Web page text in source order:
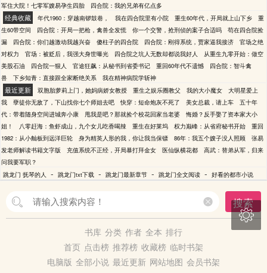
军住大院！七零军嫂易孕生四胎
四合院：我的兄弟有亿点多
经典收藏 年代1960：穿越南锣鼓巷， 我在四合院里有小院 重生60年代，开局就上山下乡
重
生60带空间
四合院：开局一把枪，禽兽全发慌 你一个交警，抢刑侦的案子合适吗
苟在四合院捡
漏
四合院：你们越激动我越兴奋 傻柱子的四合院 四合院：刚得系统，贾家逼我接济
官场之绝
对权力
官场：被贬后，我强大身世曝光 四合院之坑人无数却都说我好人
从重生九零开始：做空
美股石油
四合院一狠人 官途狂飙：从秘书到省委书记 重回60年代不遗憾
四合院：智斗禽
兽
下乡知青：直接跟全家断绝关系 我在精神病院学斩神
最近更新 双胞胎萝莉上门，她妈病娇女教授 重生之娱乐圈教父 我的大小魔女
大明星爱上
我
孽徒你无敌了，下山找你七个师姐去吧 快穿：短命炮灰不死了 美女总裁，请上车
五十年
代：带着随身空间进城奔小康
甩我是吧？那就捡个校花回家当老婆
悔婚？反手娶了资本家大小
姐！
八零赶海：鱼虾成山，九个女儿吃香喝辣 重生在好莱坞 权力巅峰：从省府秘书开始
重回
1982：从小舢板到远洋巨轮
身为精英人形的我，你让我当保镖 86年：我五个嫂子没人照顾
张易
发老师解读书籍文字版
充值系统不正经，开局暴打拜金女 医仙纵横花都
高武：替弟从军，归来
问我要军职？
跳龙门 抚琴的人
- 跳龙门txt下载 - 跳龙门最新章节 - 跳龙门全文阅读 - 好看的都市小说
搜索
书库 分类 作者 全本 排行
首页 点击榜 推荐榜 收藏榜 临时书架
电脑版 全部小说 最近更新 网站地图 会员书架
